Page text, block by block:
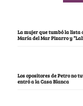
La mujer que tumbó la lista
María del Mar Pizarro y
Los opositores de Petro no
entró a la Casa Blanca